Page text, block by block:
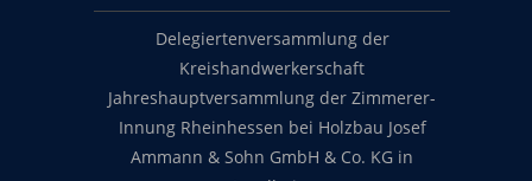
Delegiertenversammlung der
Kreishandwerkerschaft
Jahreshauptversammlung der Zimmerer-
Innung Rheinhessen bei Holzbau Josef
Ammann & Sohn GmbH & Co. KG in